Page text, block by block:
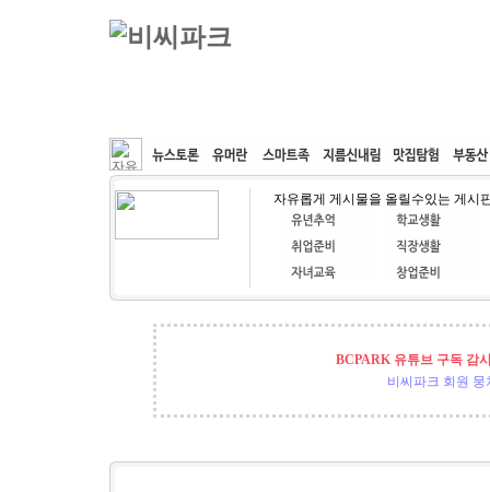
커뮤니티 속도패치 웹호스팅 공동구매
자유롭게 게시물을 올릴수있는 게시
BCPARK 유튜브 구독 감
비씨파크 회원 뭉